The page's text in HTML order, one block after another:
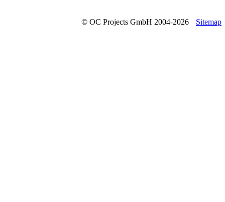
© OC Projects GmbH 2004-2026 Sitemap